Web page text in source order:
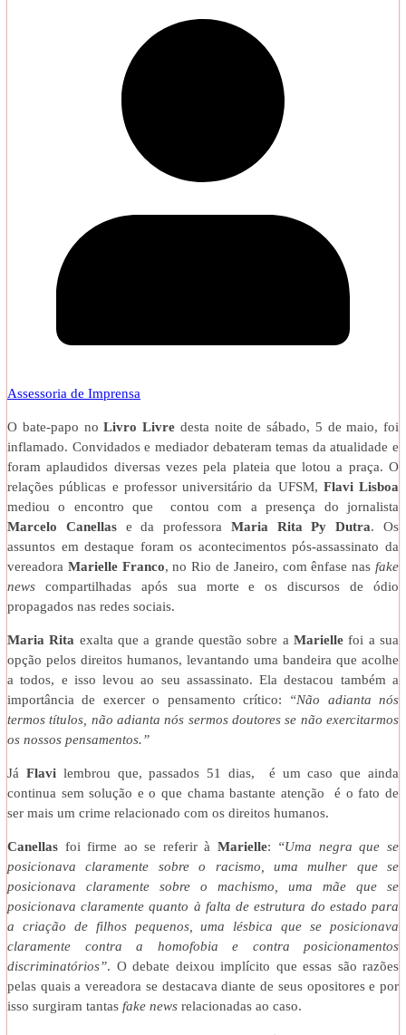
Assessoria de Imprensa
O bate-papo noLivro Livre desta noite de sábado, 5 de maio, foi
inflamado. Convidados e mediador debateram temas da atualidade e
foram aplaudidos diversas vezes pela plateia que lotou a praça. O
relações públicas e professor universitário da UFSM, Flavi Lisboa
mediou o encontro que contou com a presença do jornalista
Marcelo Canellase da professora Maria Rita Py Dutra. Os
assuntos em destaque foram os acontecimentos pós-assassinato da
vereadora Marielle Franco, no Rio de Janeiro, com ênfase nasfake
news compartilhadas após sua morte e os discursos de ódio
propagados nas redes sociais.
Maria Rita exalta que a grande questão sobre aMarielle foi a sua
opção pelos direitos humanos, levantando uma bandeira que acolhe
a todos, e isso levou ao seu assassinato. Ela destacou também a
importância de exercer o pensamento crítico: “Não adianta nós
termos títulos, não adianta nós sermos doutores se não exercitarmos
os nossos pensamentos.”
Já Flavilembrou que, passados 51 dias, é um caso que ainda
continua sem solução e o que chama bastante atenção é o fato de
ser mais um crime relacionado com os direitos humanos.
Canellas foi firme ao se referir à Marielle:
“Uma negra que se
posicionava claramente sobre o racismo, uma mulher que se
posicionava claramente sobre o machismo, uma mãe que se
posicionava claramente quanto à falta de estrutura do estado para
a criação de filhos pequenos, uma lésbica que se posicionava
claramente contra a homofobia e contra posicionamentos
discriminatórios”. O debate deixou implícito que essas são razões
pelas quais a vereadora se destacava diante de seus opositores e por
isso surgiram tantas fake news relacionadas ao caso.